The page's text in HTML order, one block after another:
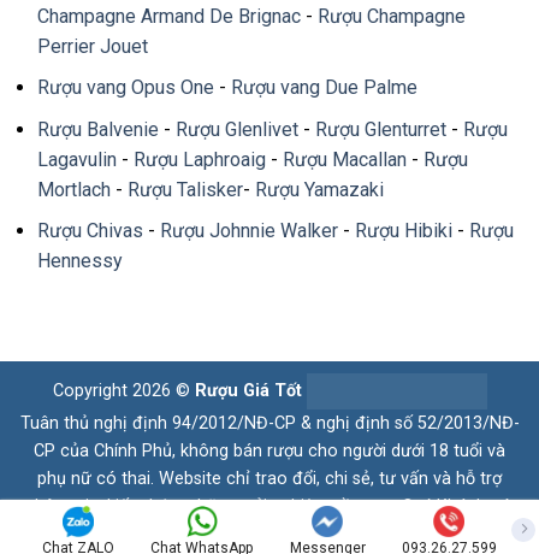
Champagne Armand De Brignac- Rượu Champagne
Perrier Jouet
Rượu vang Opus One - Rượu vang Due Palme
Rượu Balvenie - Rượu Glenlivet- Rượu Glenturret- Rượu
Lagavulin- Rượu Laphroaig- Rượu Macallan- Rượu
Mortlach- Rượu Talisker- Rượu Yamazaki
Rượu Chivas - Rượu Johnnie Walker- Rượu Hibiki- Rượu
Hennessy
Copyright 2026 © Rượu Giá Tốt
Tuân thủ nghị định 94/2012/NĐ-CP & nghị định số 52/2013/NĐ-
CP của Chính Phủ, không bán rượu cho người dưới 18 tuổi và
phụ nữ có thai. Website chỉ trao đổi, chi sẻ, tư vấn và hỗ trợ
thông tin, kiến thức, những trải nghiệm về rượu. Quý Khách có
nhu cầu vui lòng liên hệ hotline. Xin chân thành cám ơn
Chat ZALO Chat WhatsApp Messenger 093.26.27.599